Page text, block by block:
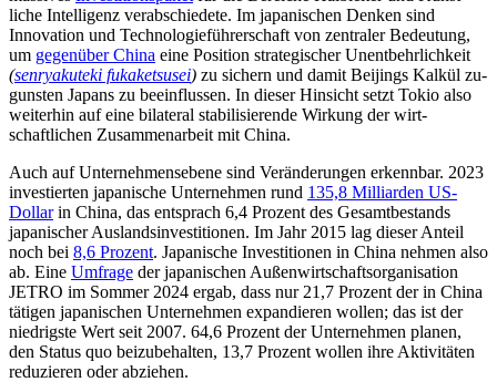
liche Intel­li­genz verabschiedete. Im japa­nischen Denken sind
Innovation und Techno­logieführerschaft von zentraler Be­deu­tung,
um gegenüber China eine Position strategischer Unentbehrlichkeit
(senryakuteki fukaketsusei) zu sichern und damit Beijings Kalkül zu­
guns­ten Japans zu beeinflussen. In dieser Hinsicht setzt Tokio also
weiterhin auf eine bilateral stabilisierende Wirkung der wirt­
schaftlichen Zusam­menarbeit mit China.
Auch auf Unternehmensebene sind Ver­änderungen erkennbar. 2023
inves­tierten japanische Unternehmen rund 135,8 Milliarden US-
Dollarin China, das entsprach 6,4 Prozent des Gesamtbestands
japanischer Auslandsinvestitionen. Im Jahr 2015 lag dieser Anteil
noch bei 8,6 Prozent. Japani­sche Investi­tio­nen in China nehmen also
ab. Eine Um­frage der japanischen Außen­wirtschafts­organisation
JETRO im Sommer 2024 ergab, dass nur 21,7 Prozent der in China
tätigen japanischen Unternehmen expandieren wollen; das ist der
nied­rigste Wert seit 2007. 64,6 Pro­zent der Unternehmen planen,
den Status quo beizubehalten, 13,7 Prozent wollen ihre Aktivitäten
reduzieren oder abziehen.